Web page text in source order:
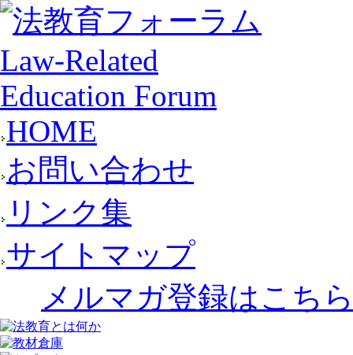
HOME
お問い合わせ
リンク集
サイトマップ
メルマガ登録はこち